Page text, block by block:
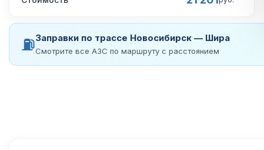
⛽Заправки по трассе Новосибирск — Шира
Смотрите все АЗС по маршруту с расстоянием